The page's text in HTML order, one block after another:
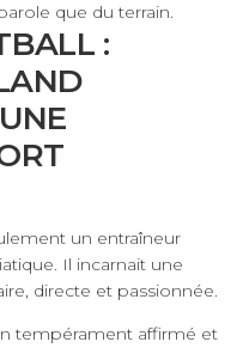
que du terrain.
:
un entraîneur
Il incarnait une
directe et passionnée.
tempérament affirmé et